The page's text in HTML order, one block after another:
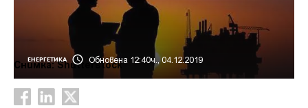
ЕНЕРГЕТИКА Обновена 12:40ч., 04.12.2019
Снимка: Shutterstock